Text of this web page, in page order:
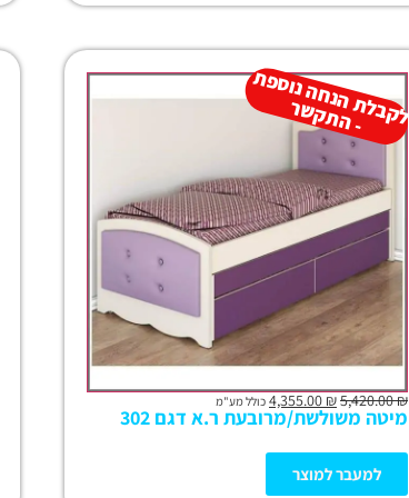
ל
ק
ב
ל
ת
הנ
ח
ה נו
ס
פ
ת
-
ה
ת
ק
ש
ר
₪
5,420.00
₪ כולל מע"מ
מיטה משולשת/מרובעת ר.א דגם 302
למעבר למוצר